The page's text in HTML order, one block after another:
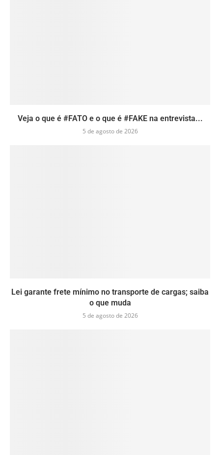
Veja o que é #FATO e o que é #FAKE na entrevista...
5 de agosto de 2026
Lei garante frete mínimo no transporte de cargas; saiba
o que muda
5 de agosto de 2026